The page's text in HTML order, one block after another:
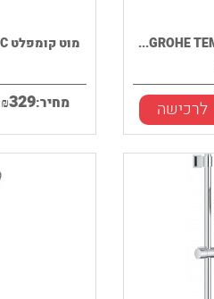
מוט קומפלט GROHE TEMPESTA C...
מחיר: ₪329 לרכישה